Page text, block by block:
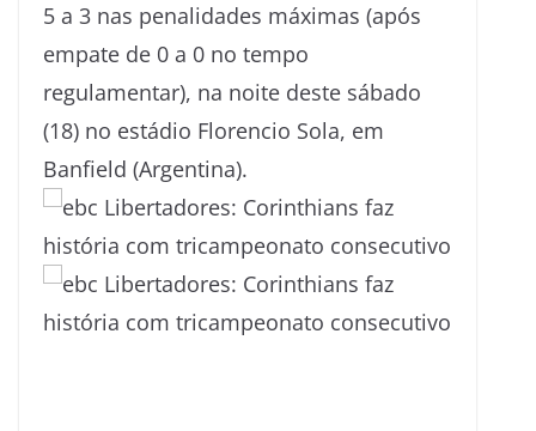
5 a 3 nas penalidades máximas (após
empate de 0 a 0 no tempo
regulamentar), na noite deste sábado
(18) no estádio Florencio Sola, em
Banfield (Argentina).